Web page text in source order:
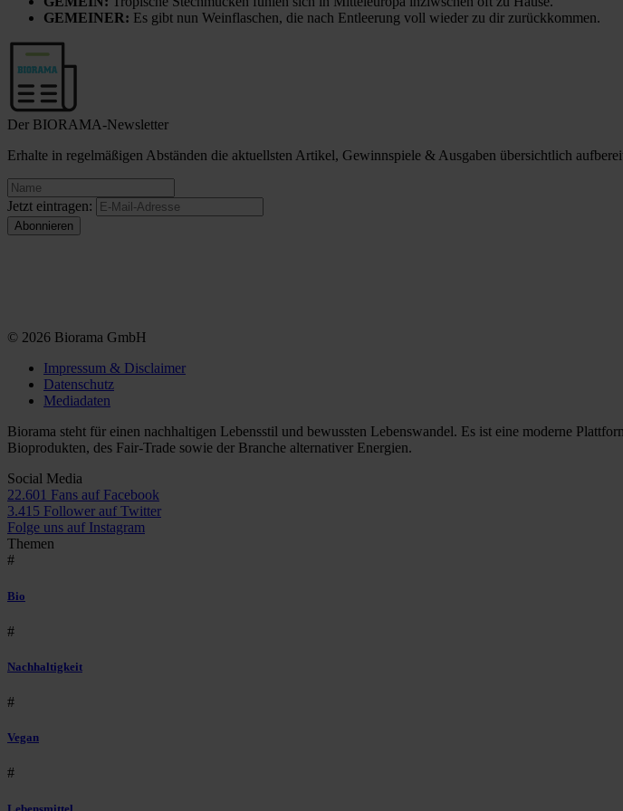
GEMEINER: Es gibt nun Weinflaschen, die nach Entleerung voll wieder zu dir zurückkommen.
Der BIORAMA-Newsletter
Erhalte in regelmäßigen Abständen die aktuellsten Artikel, Gewinnspiele & Ausgaben übersichtlich
Jetzt eintragen:
© 2026 Biorama GmbH
Impressum & Disclaimer
Datenschutz
Mediadaten
Biorama steht für einen nachhaltigen Lebensstil und bewussten Lebenswandel. Es ist eine moderne
Bioprodukten, des Fair-Trade sowie der Branche alternativer Energien.
Social Media
22.601 Fans auf Facebook
3.415 Follower auf Twitter
Folge uns auf Instagram
Themen
#
Bio
#
Nachhaltigkeit
#
Vegan
#